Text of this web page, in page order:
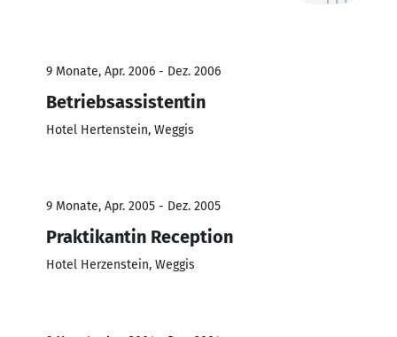
9 Monate, Apr. 2006 - Dez. 2006
Betriebsassistentin
Hotel Hertenstein, Weggis
9 Monate, Apr. 2005 - Dez. 2005
Praktikantin Reception
Hotel Herzenstein, Weggis